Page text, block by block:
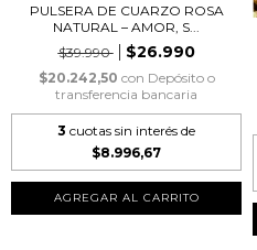
PULSERA DE CUARZO ROSA
NATURAL – AMOR, S...
$39.990
$26.990
$20.242,50 con Depósito o
transferencia bancaria
3 cuotas sin interés de
$8.996,67